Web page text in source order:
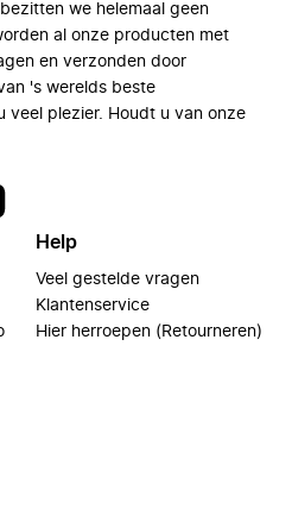
we helemaal geen
al onze producten met
en verzonden door
's werelds beste
veel plezier. Houdt u van onze
Help
Veel gestelde vragen
Klantenservice
Hier herroepen (Retourneren)